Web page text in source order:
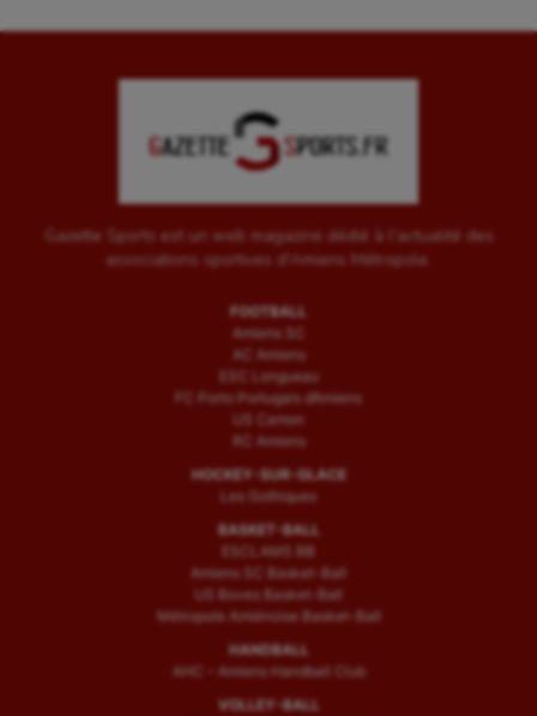
Gazette Sports est un web magazine dédié à l'actualité des
associations sportives d'Amiens Métropole.
FOOTBALL
Amiens SC
AC Amiens
ESC Longueau
FC Porto Portugais d’Amiens
US Camon
RC Amiens
HOCKEY-SUR-GLACE
Les Gothiques
BASKET-BALL
ESCLAMS BB
Amiens SC Basket-Ball
US Boves Basket-Ball
Métropole Amiénoise Basket-Ball
HANDBALL
AHC – Amiens Handball Club
VOLLEY-BALL